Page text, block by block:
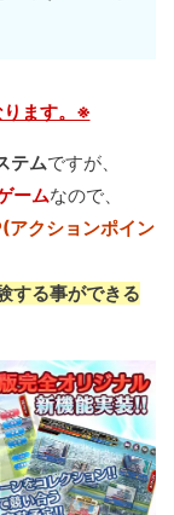
ます。※
テムですが、
ームなので、
アクションポイン
する事ができる